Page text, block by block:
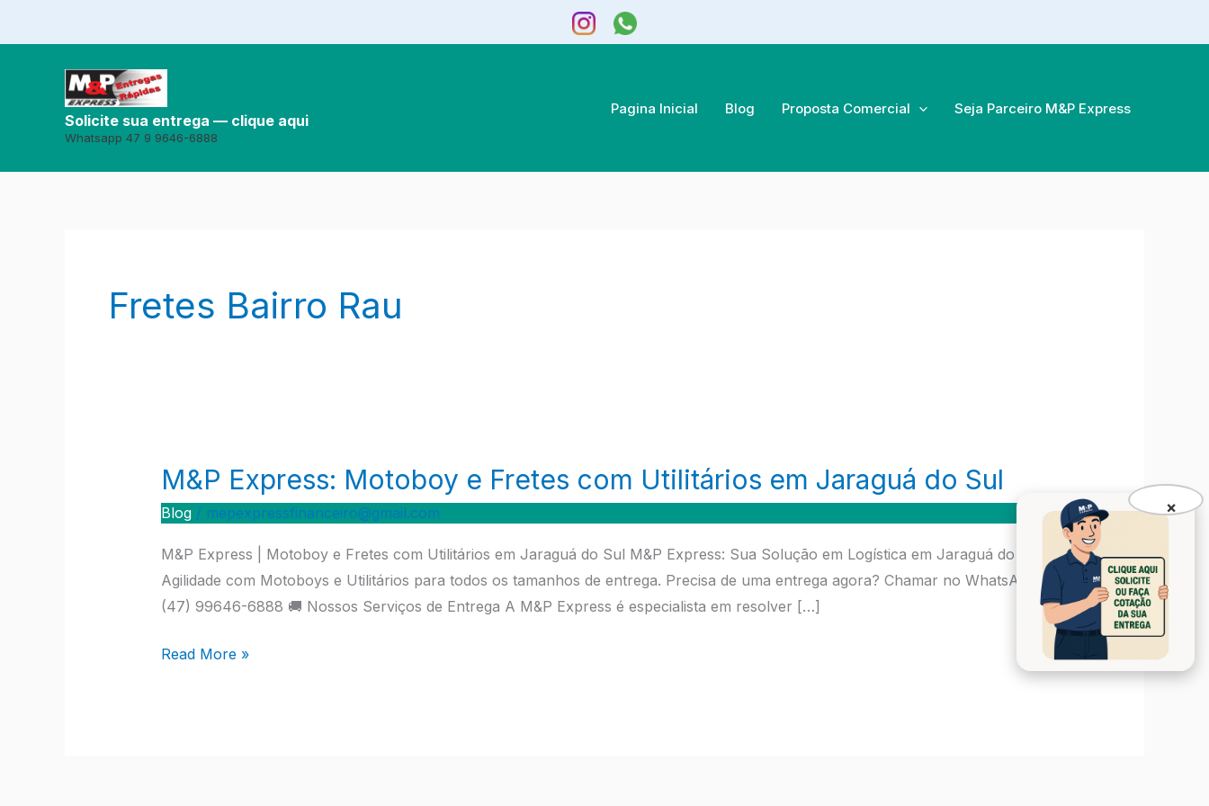
Solicite sua entrega — clique aqui
Whatsapp 47 9 9646-6888
Pagina Inicial Blog Proposta Comercial Seja Parceiro M&P Express
Fretes Bairro Rau
M&P Express: Motoboy e Fretes com Utilitários em Jaraguá do Sul
Blog/ mepexpressfinanceiro@gmail.com
M&P Express | Motoboy e Fretes com Utilitários em Jaraguá do Sul M&P Express: Sua Solução em Logística em Jaraguá do Sul
Agilidade com Motoboys e Utilitários para todos os tamanhos de entrega. Precisa de uma entrega agora? Chamar no WhatsApp:
(47) 99646-6888 🚚 Nossos Serviços de Entrega A M&P Express é especialista em resolver […]
M&P
Express:
Motoboy
e
Fretes
com
em
Read More »
×